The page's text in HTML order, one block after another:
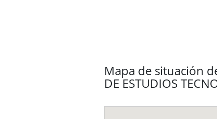
Mapa de situación
DE ESTUDIOS